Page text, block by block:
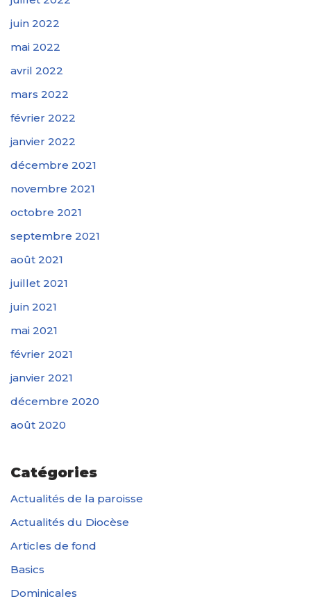
juin 2022
mai 2022
avril 2022
mars 2022
février 2022
janvier 2022
décembre 2021
novembre 2021
octobre 2021
septembre 2021
août 2021
juillet 2021
juin 2021
mai 2021
février 2021
janvier 2021
décembre 2020
août 2020
Catégories
Actualités de la paroisse
Actualités du Diocèse
Articles de fond
Basics
Dominicales